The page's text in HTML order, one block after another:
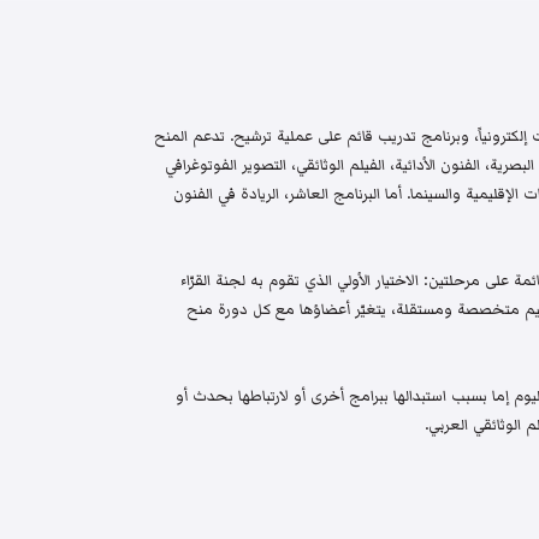
وبرنامج تدريب قائم على عملية ترشيح. تدعم المنح
الفنون الأدائية، الفيلم الوثائقي، التصوير الفوتوغرافي
والسينما. أما البرنامج العاشر، الريادة في الفنون
قائمة على مرحلتين: الاختيار الأولي الذي تقوم به لجنة القرّاء
متخصصة ومستقلة، يتغيّر أعضاؤها مع كل دورة منح
إما بسبب استبدالها ببرامج أخرى أو لارتباطها بحدث أو
الوثائقي العربي.